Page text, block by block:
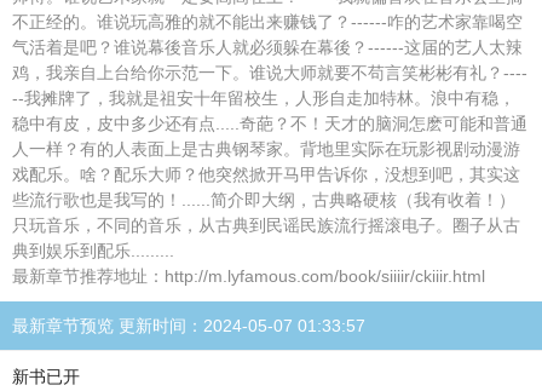
不正经的。谁说玩高雅的就不能出来赚钱了？------咋的艺术家靠喝空
气活着是吧？谁说幕後音乐人就必须躲在幕後？------这届的艺人太辣
鸡，我亲自上台给你示范一下。谁说大师就要不苟言笑彬彬有礼？----
--我摊牌了，我就是祖安十年留校生，人形自走加特林。浪中有稳，
稳中有皮，皮中多少还有点.....奇葩？不！天才的脑洞怎麽可能和普通
人一样？有的人表面上是古典钢琴家。背地里实际在玩影视剧动漫游
戏配乐。啥？配乐大师？他突然掀开马甲告诉你，没想到吧，其实这
些流行歌也是我写的！......简介即大纲，古典略硬核（我有收着！）
只玩音乐，不同的音乐，从古典到民谣民族流行摇滚电子。圈子从古
典到娱乐到配乐.........
最新章节推荐地址：http://m.lyfamous.com/book/siiiir/ckiiir.html
最新章节预览 更新时间：2024-05-07 01:33:57
新书已开